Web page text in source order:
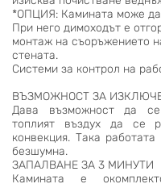
*ОПЦИЯ: Камината може
При него димоходът е
монтаж на съоръжението
стената.
Системи за контрол на
ВЪЗМОЖНОСТ ЗА
Дава възможност да се
топлият въздух да се
конвекция. Така
безшумна.
ЗАПАЛВАНЕ ЗА 3 МИНУТИ
Камината е